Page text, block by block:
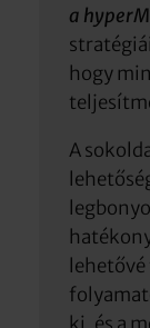
a
hogy
A
lehetővé
ki, és a